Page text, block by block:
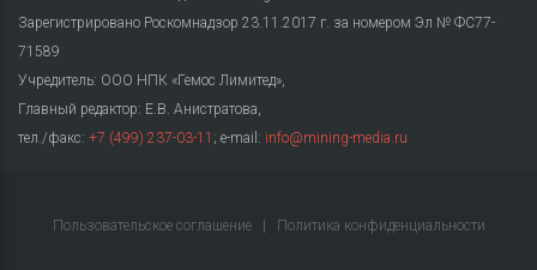
Зарегистрировано Роскомнадзор 23.11.2017 г. за номером Эл № ФС77-
71589
Учредитель: ООО НПК «Гемос Лимитед»,
Главный редактор: Е.В. Анистратова,
тел./факс: +7 (499) 237-03-11 ; e-mail: info@mining-media.ru
Пользовательское соглашение Политика конфиденциальности